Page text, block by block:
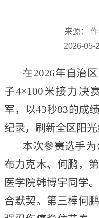
来源： 作
2026-05-
在2026年自治
子4×100米接力决
军，以43秒83的成
纪录，刷新全区阳光
本次参赛选手
布力克木、何鹏，
医学院韩博宇同学
合默契。第三棒何